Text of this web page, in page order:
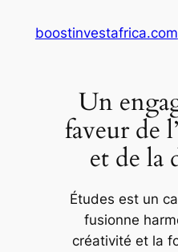
boostinvestafrica.com
Un
faveur de
et de la
Études est un
fusionne
créativité et la